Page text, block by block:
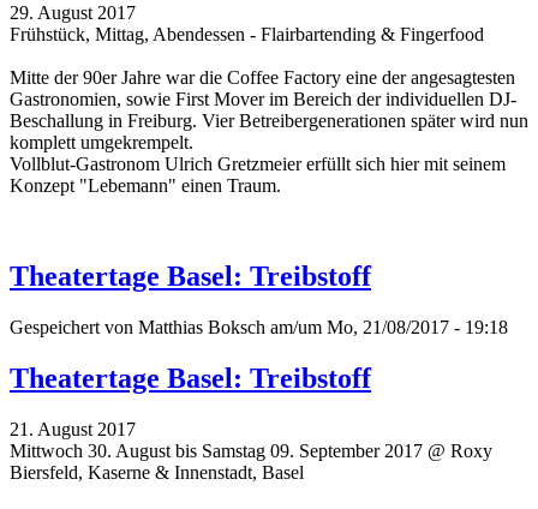
29. August 2017
Frühstück, Mittag, Abendessen - Flairbartending & Fingerfood
Mitte der 90er Jahre war die Coffee Factory eine der angesagtesten
Gastronomien, sowie First Mover im Bereich der individuellen DJ-
Beschallung in Freiburg. Vier Betreibergenerationen später wird nun
komplett umgekrempelt.
Vollblut-Gastronom Ulrich Gretzmeier erfüllt sich hier mit seinem
Konzept "Lebemann" einen Traum.
Theatertage Basel: Treibstoff
Gespeichert von Matthias Boksch am/um Mo, 21/08/2017 - 19:18
Theatertage Basel: Treibstoff
21. August 2017
Mittwoch 30. August bis Samstag 09. September 2017 @ Roxy
Biersfeld, Kaserne & Innenstadt, Basel